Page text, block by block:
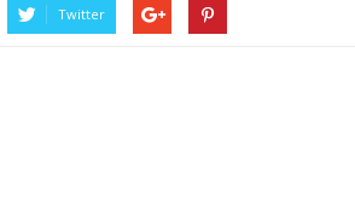
Twitter